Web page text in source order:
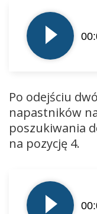
plików
dźwiękowych
Po odejściu
napastników
poszukiwania
na pozycję 4.
plików
dźwiękowych